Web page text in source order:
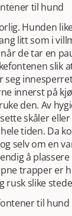
til hund
Hunden
litt som i
de tar en
slik
seg
innerst på
den. Av
skåler
tiden. Da
selv om en
å plassere
trapper er
rusk slike
til hund